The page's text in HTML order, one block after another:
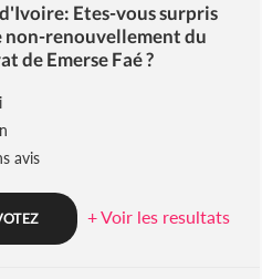
Etes-vous surpris
non-renouvellement du
de Emerse Faé ?
avis
+ Voir les resultats